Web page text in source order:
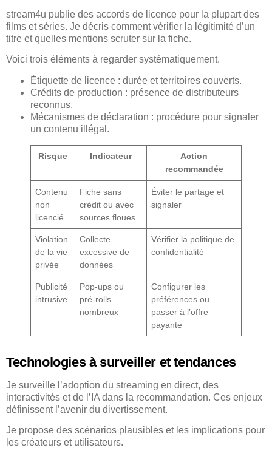
stream4u publie des accords de licence pour la plupart des
films et séries. Je décris comment vérifier la légitimité d’un
titre et quelles mentions scruter sur la fiche.
Voici trois éléments à regarder systématiquement.
Étiquette de licence : durée et territoires couverts.
Crédits de production : présence de distributeurs
reconnus.
Mécanismes de déclaration : procédure pour signaler
un contenu illégal.
Risque Indicateur
Action
recommandée
Contenu
non
licencié
Fiche sans
crédit ou avec
sources floues
Éviter le partage et
signaler
Violation
de la vie
privée
Collecte
excessive de
données
Vérifier la politique de
confidentialité
Publicité
intrusive
Pop-ups ou
pré-rolls
nombreux
Configurer les
préférences ou
passer à l’offre
payante
Technologies à surveiller et tendances
Je surveille l’adoption du streaming en direct, des
interactivités et de l’IA dans la recommandation. Ces enjeux
définissent l’avenir du divertissement.
Je propose des scénarios plausibles et les implications pour
les créateurs et utilisateurs.